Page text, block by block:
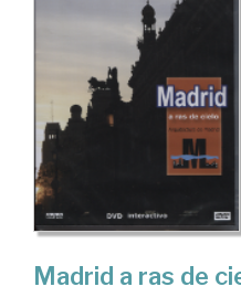
Madrid a ras de